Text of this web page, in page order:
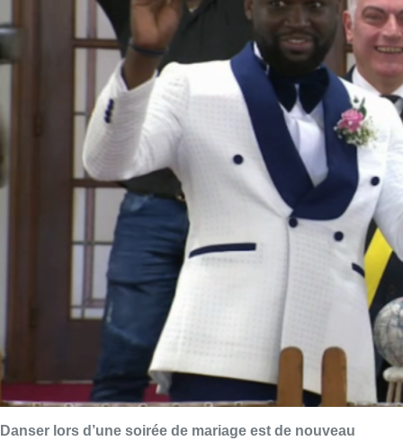
Danser lors d’une soirée de mariage est de nouveau